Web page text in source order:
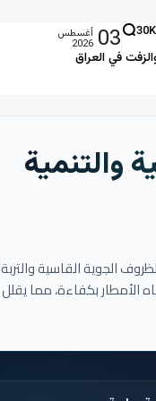
في العراق
30K
03 أغسطس
2026
والتنمية
الجوية القاسية والتربة
الأمطار بكفاءة، مما يقلل